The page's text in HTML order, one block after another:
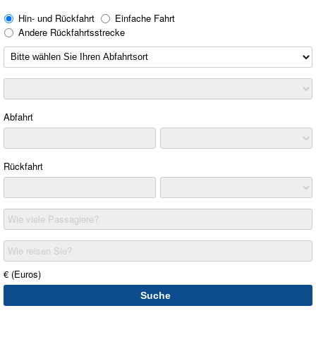
Hin- und Rückfahrt
Einfache Fahrt
Andere Rückfahrtsstrecke
Abfahrt
Rückfahrt
Wie viele Passagiere?
Wie reisen Sie?
€ (Euros)
Suche